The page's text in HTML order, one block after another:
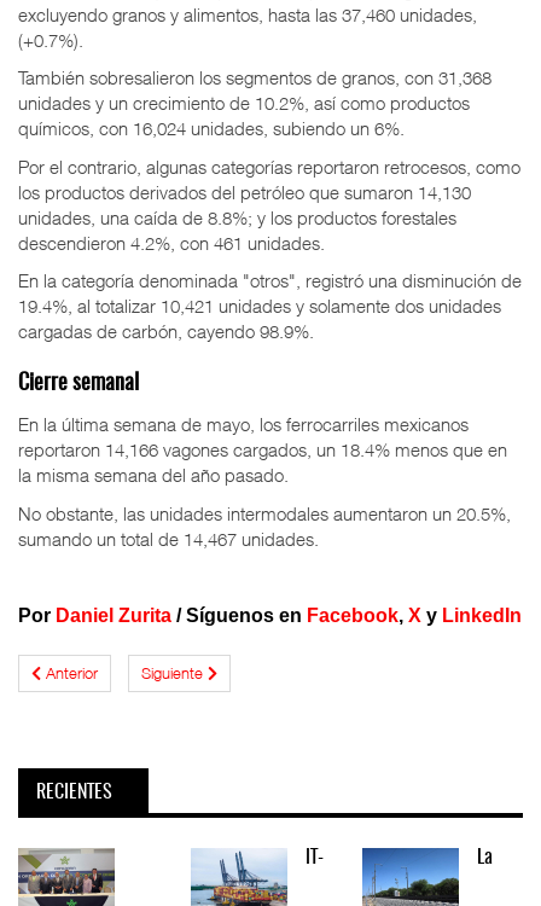
excluyendo granos y alimentos, hasta las 37,460 unidades,
(+0.7%).
También sobresalieron los segmentos de granos, con 31,368
unidades y un crecimiento de 10.2%, así como productos
químicos, con 16,024 unidades, subiendo un 6%.
Por el contrario, algunas categorías reportaron retrocesos, como
los productos derivados del petróleo que sumaron 14,130
unidades, una caída de 8.8%; y los productos forestales
descendieron 4.2%, con 461 unidades.
En la categoría denominada "otros", registró una disminución de
19.4%, al totalizar 10,421 unidades y solamente dos unidades
cargadas de carbón, cayendo 98.9%.
Cierre semanal
En la última semana de mayo, los ferrocarriles mexicanos
reportaron 14,166 vagones cargados, un 18.4% menos que en
la misma semana del año pasado.
No obstante, las unidades intermodales aumentaron un 20.5%,
sumando un total de 14,467 unidades.
Por Daniel Zurita /Síguenos en Facebook, X y LinkedIn
Anterior Siguiente
RECIENTES
IT- La